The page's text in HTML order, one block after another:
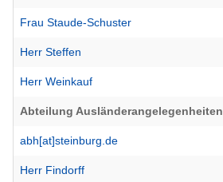
Frau Staude-Schuster
Herr Steffen
Herr Weinkauf
Abteilung Ausländerangelegenheiten
abh[at]steinburg.de
Herr Findorff